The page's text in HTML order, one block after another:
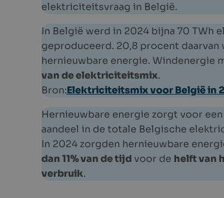
elektriciteitsvraag in België.
In België werd in 2024 bijna 70 TWh
geproduceerd. 20,8 procent daarvan
hernieuwbare energie. Windenergie
van de elektriciteitsmix.
Bron:Elektriciteitsmix voor België in
Hernieuwbare energie zorgt voor
aandeel in de totale Belgische
In 2024 zorgden hernieuwbare
dan 11% van de tijdvoor de helft van
verbruik.